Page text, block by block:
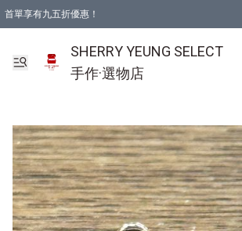
首單享有九五折優惠！
SHERRY YEUNG SELECT
手作·選物店